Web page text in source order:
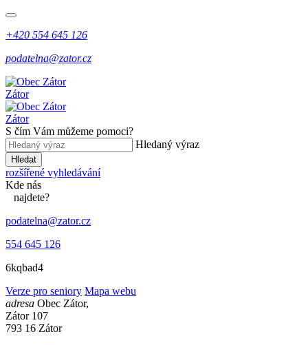
+420 554 645 126
podatelna@zator.cz
Zátor
Zátor
S čím Vám můžeme pomoci?
Hledaný výraz
Hledat
rozšířené vyhledávání
Kde nás
najdete?
podatelna@zator.cz
554 645 126
6kqbad4
Verze pro seniory Mapa webu
adresa Obec Zátor,
Zátor 107
793 16 Zátor